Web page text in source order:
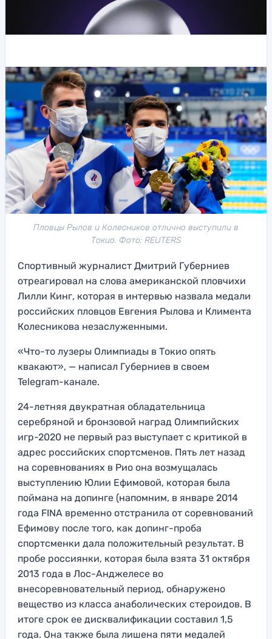
Пловцы Рылов и Колесников отлично выступили в
Токио. Фото: REUTERS
Спортивный журналист Дмитрий Губерниев
отреагировал на слова американской пловчихи
Лилли Кинг, которая в интервью назвала медали
российских пловцов Евгения Рылова и Климента
Колесникова незаслуженными.
«Что-то лузеры Олимпиады в Токио опять
квакают», — написал Губерниев в своем
Telegram-канале.
24-летняя двукратная обладательница
серебряной и бронзовой наград Олимпийских
игр-2020 не первый раз выступает с критикой в
адрес российских спортсменов. Пять лет назад
на соревнованиях в Рио она возмущалась
выступлению Юлии Ефимовой, которая была
поймана на допинге (напомним, в январе 2014
года FINA временно отстранила от соревнований
Ефимову после того, как допинг-проба
спортсменки дала положительный результат. В
пробе россиянки, которая была взята 31 октября
2013 года в Лос-Анджелесе во
внесоревновательный период, обнаружено
вещество из класса анаболических стероидов. В
итоге срок ее дисквалификации составил 1,5
года. Она также была лишена пяти медалей